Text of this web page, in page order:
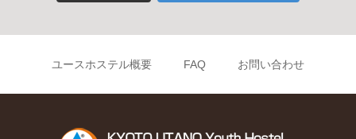
ユースホステル概要 FAQ お問い合わせ